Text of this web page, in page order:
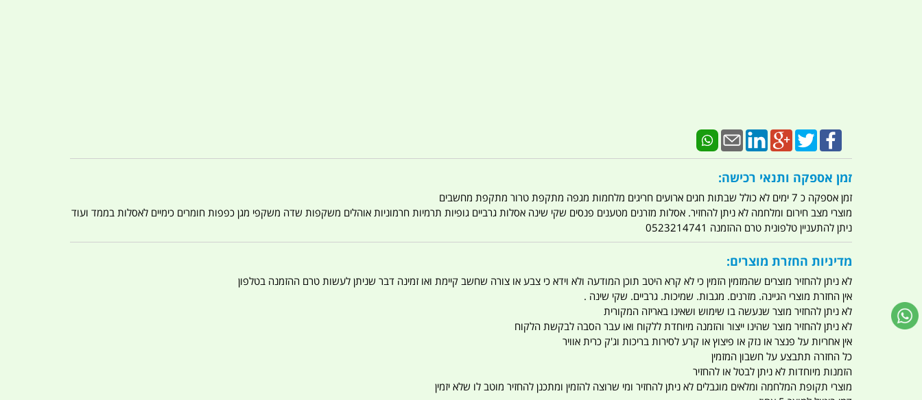
זמן אספקה ותנאי רכישה:
זמן אספקה כ 7 ימים לא כולל שבתות חגים ארועים חריגים מלחמות מגפה מתקפת טרור מתקפת מחשבים
מוצרי מצב חירום ומלחמה לא ניתן להחזיר. אסלות מזרנים מטענים פנסים שקי שינה אסלות גרביים גופיות תרמיות חרמוניות אוהלים משקפות שדה משקפי מגן כפפות חומרים כימיים לאסלות בממד ועוד
ניתן להתעניין טלפונית טרם ההזמנה 0523214741
מדיניות החזרת מוצרים:
לא ניתן להחזיר מוצרים שהמזמין הזמין כי לא קרא היטב תוכן המודעה ולא וידא כי צבע או צורה שחשב קיימת ואו זמינה דבר שניתן לעשות טרם ההזמנה בטלפון
אין החזרת מוצרי הגיינה. מזרנים. מגבות. שמיכות. גרביים. שקי שינה .
לא ניתן להחזיר מוצר שנעשה בו שימוש ושאינו באריזה המקורית
לא ניתן להחזיר מוצר שהינו ייצור והזמנה מיוחדת ללקוח ואו עבר הסבה לבקשת הלקוח
אין אחריות על פנצר או נזק או פיצוץ או קרע לסירות בריכות וג'ק כרית אוויר
כל החזרה תתבצע על חשבון המזמין
הזמנות מיוחדות לא ניתן לבטל או להחזיר
מוצרי תקופת המלחמה ומלאים מוגבלים לא ניתן להחזיר ומי שרוצה להזמין ומתכנן להחזיר מוטב לו שלא יזמין